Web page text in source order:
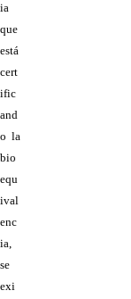
ia
que
está
cert
ific
and
o la
bio
equ
ival
enc
ia,
se
exi